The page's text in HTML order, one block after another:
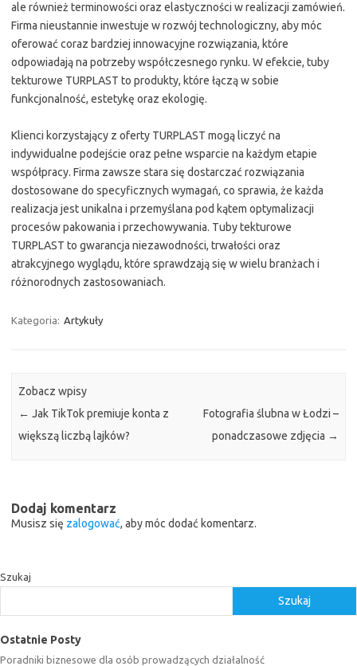
ale również terminowości oraz elastyczności w realizacji zamówień.
Firma nieustannie inwestuje w rozwój technologiczny, aby móc
oferować coraz bardziej innowacyjne rozwiązania, które
odpowiadają na potrzeby współczesnego rynku. W efekcie, tuby
tekturowe TURPLAST to produkty, które łączą w sobie
funkcjonalność, estetykę oraz ekologię.
Klienci korzystający z oferty TURPLAST mogą liczyć na
indywidualne podejście oraz pełne wsparcie na każdym etapie
współpracy. Firma zawsze stara się dostarczać rozwiązania
dostosowane do specyficznych wymagań, co sprawia, że każda
realizacja jest unikalna i przemyślana pod kątem optymalizacji
procesów pakowania i przechowywania. Tuby tekturowe
TURPLAST to gwarancja niezawodności, trwałości oraz
atrakcyjnego wyglądu, które sprawdzają się w wielu branżach i
różnorodnych zastosowaniach.
Kategoria: Artykuły
Zobacz wpisy
← Jak TikTok premiuje konta z
większą liczbą lajków?
Fotografia ślubna w Łodzi –
ponadczasowe zdjęcia →
Dodaj komentarz
Musisz się zalogować, aby móc dodać komentarz.
Szukaj
Szukaj
Ostatnie Posty
Poradniki biznesowe dla osób prowadzących działalność